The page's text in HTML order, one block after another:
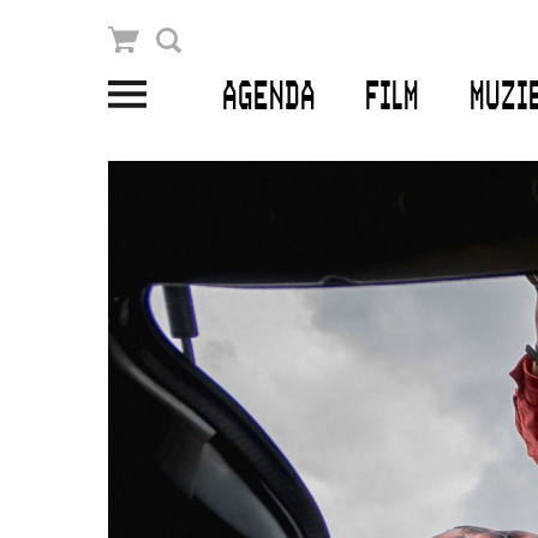
AGENDA FILM
Winkelmandje
PLAN JE BEZOEK
Kaartverkoop
EDUCATIE
Schoolvoorstellingen
Filmprogramma’s Primair Onderwijs